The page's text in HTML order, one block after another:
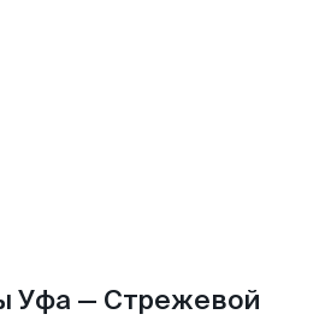
Уфа — Стрежевой